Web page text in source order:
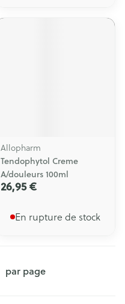
Allopharm
Tendophytol Creme
A/douleurs 100ml
26,95 €
En rupture de stock
par page